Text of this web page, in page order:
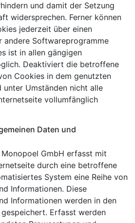
und damit der Setzung
widersprechen. Ferner können
jederzeit über einen
andere Softwareprogramme
ist in allen gängigen
Deaktiviert die betroffene
Cookies in dem genutzten
unter Umständen nicht alle
vollumfänglich
Daten und
GmbH erfasst mit
durch eine betroffene
System eine Reihe von
Informationen. Diese
Informationen werden in den
Erfasst werden